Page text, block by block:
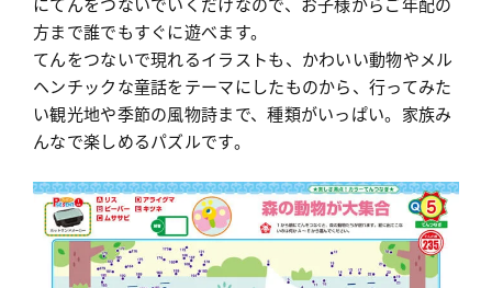
方まで誰でもすぐに遊べます。
てんをつないで現れるイラストも、かわいい動物やメル
ヘンチックな童話をテーマにしたものから、行ってみた
い観光地や季節の風物詩まで、種類がいっぱい。家族み
んなで楽しめるパズルです。